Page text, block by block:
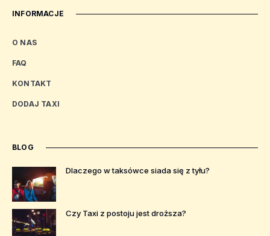
INFORMACJE
O NAS
FAQ
KONTAKT
DODAJ TAXI
BLOG
Dlaczego w taksówce siada się z tyłu?
Czy Taxi z postoju jest droższa?